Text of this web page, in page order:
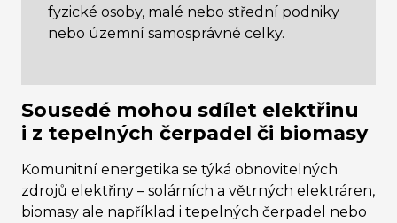
fyzické osoby, malé nebo střední podniky
nebo územní samosprávné celky.
Sousedé mohou sdílet elektřinu
i z tepelných čerpadel či biomasy
Komunitní energetika se týká obnovitelných
zdrojů elektřiny – solárních a větrných elektráren,
biomasy ale například i tepelných čerpadel nebo